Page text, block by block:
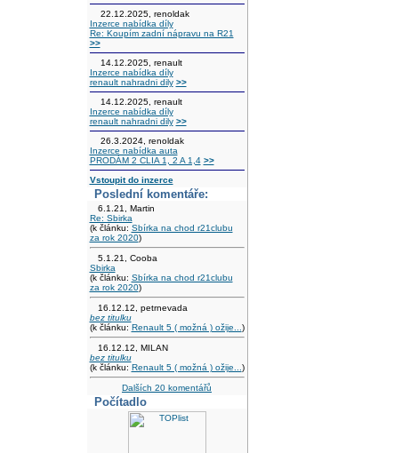
22.12.2025, renoldak
Inzerce nabídka díly
Re: Koupím zadní nápravu na R21
>>
14.12.2025, renault
Inzerce nabídka díly
renault nahradni dily >>
14.12.2025, renault
Inzerce nabídka díly
renault nahradni dily >>
26.3.2024, renoldak
Inzerce nabídka auta
PRODÁM 2 CLIA 1, 2 A 1,4 >>
Vstoupit do inzerce
Poslední komentáře:
6.1.21, Martin
Re: Sbirka
(k článku: Sbírka na chod r21clubu
za rok 2020)
5.1.21, Cooba
Sbirka
(k článku: Sbírka na chod r21clubu
za rok 2020)
16.12.12, petrnevada
bez titulku
(k článku: Renault 5 ( možná ) ožije... )
16.12.12, MILAN
bez titulku
(k článku: Renault 5 ( možná ) ožije... )
Dalších 20 komentářů
Počítadlo